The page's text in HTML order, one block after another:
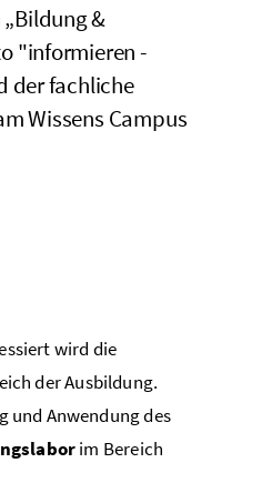
&
"informieren -
der fachliche
Wissens Campus
wird die
der Ausbildung.
und Anwendung des
im Bereich